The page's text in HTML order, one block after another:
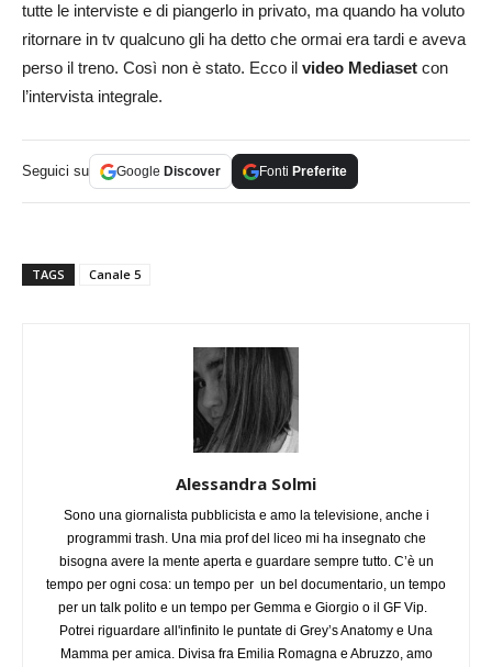
tutte le interviste e di piangerlo in privato, ma quando ha voluto
ritornare in tv qualcuno gli ha detto che ormai era tardi e aveva
perso il treno. Così non è stato. Ecco il video Mediaset con
l’intervista integrale.
Seguici su Google Discover Fonti Preferite
TAGS Canale 5
Alessandra Solmi
Sono una giornalista pubblicista e amo la televisione, anche i
programmi trash. Una mia prof del liceo mi ha insegnato che
bisogna avere la mente aperta e guardare sempre tutto. C’è un
tempo per ogni cosa: un tempo per un bel documentario, un tempo
per un talk polito e un tempo per Gemma e Giorgio o il GF Vip.
Potrei riguardare all'infinito le puntate di Grey’s Anatomy e Una
Mamma per amica. Divisa fra Emilia Romagna e Abruzzo, amo